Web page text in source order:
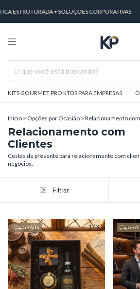
• SOLUÇÕES CORPORATIVAS MAIS
KITS GOURMET PRONTOS PARA EMPRESAS
Início > Opções por Ocasião > Relacionamento
Relacionamento com
Clientes
Cestas de presente para relacionamento com
negócios.
Filtrar
1/3
GRÁTIS